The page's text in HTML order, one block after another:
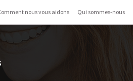
nous vous aidons Qui sommes-nous